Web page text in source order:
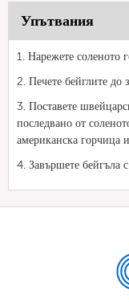
Упътвания
1. Нарежете соленото
2. Печете бейглите до
3. Поставете
последвано от
американска горчица
4. Завършете бейгъла